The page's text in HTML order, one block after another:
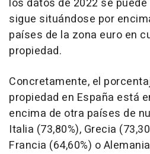
sigue situándose por
países de la zona euro en
propiedad.
Concretamente, el
propiedad en España está
encima de otra países de
Italia (73,80%), Grecia
Francia (64,60%) o